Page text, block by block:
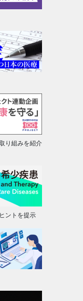
り組みを紹介
ントを提示